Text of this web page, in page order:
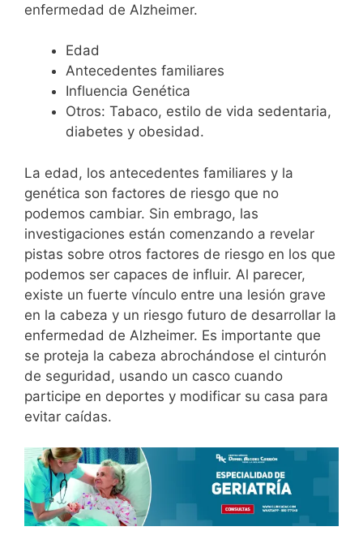
enfermedad de Alzheimer.
Edad
Antecedentes familiares
Influencia Genética
Otros: Tabaco, estilo de vida sedentaria,
diabetes y obesidad.
La edad, los antecedentes familiares y la
genética son factores de riesgo que no
podemos cambiar. Sin embrago, las
investigaciones están comenzando a revelar
pistas sobre otros factores de riesgo en los que
podemos ser capaces de influir. Al parecer,
existe un fuerte vínculo entre una lesión grave
en la cabeza y un riesgo futuro de desarrollar la
enfermedad de Alzheimer. Es importante que
se proteja la cabeza abrochándose el cinturón
de seguridad, usando un casco cuando
participe en deportes y modificar su casa para
evitar caídas.